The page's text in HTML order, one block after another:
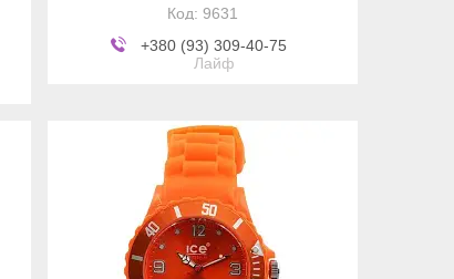
9631
+380 (93) 309-40-75
Лайф